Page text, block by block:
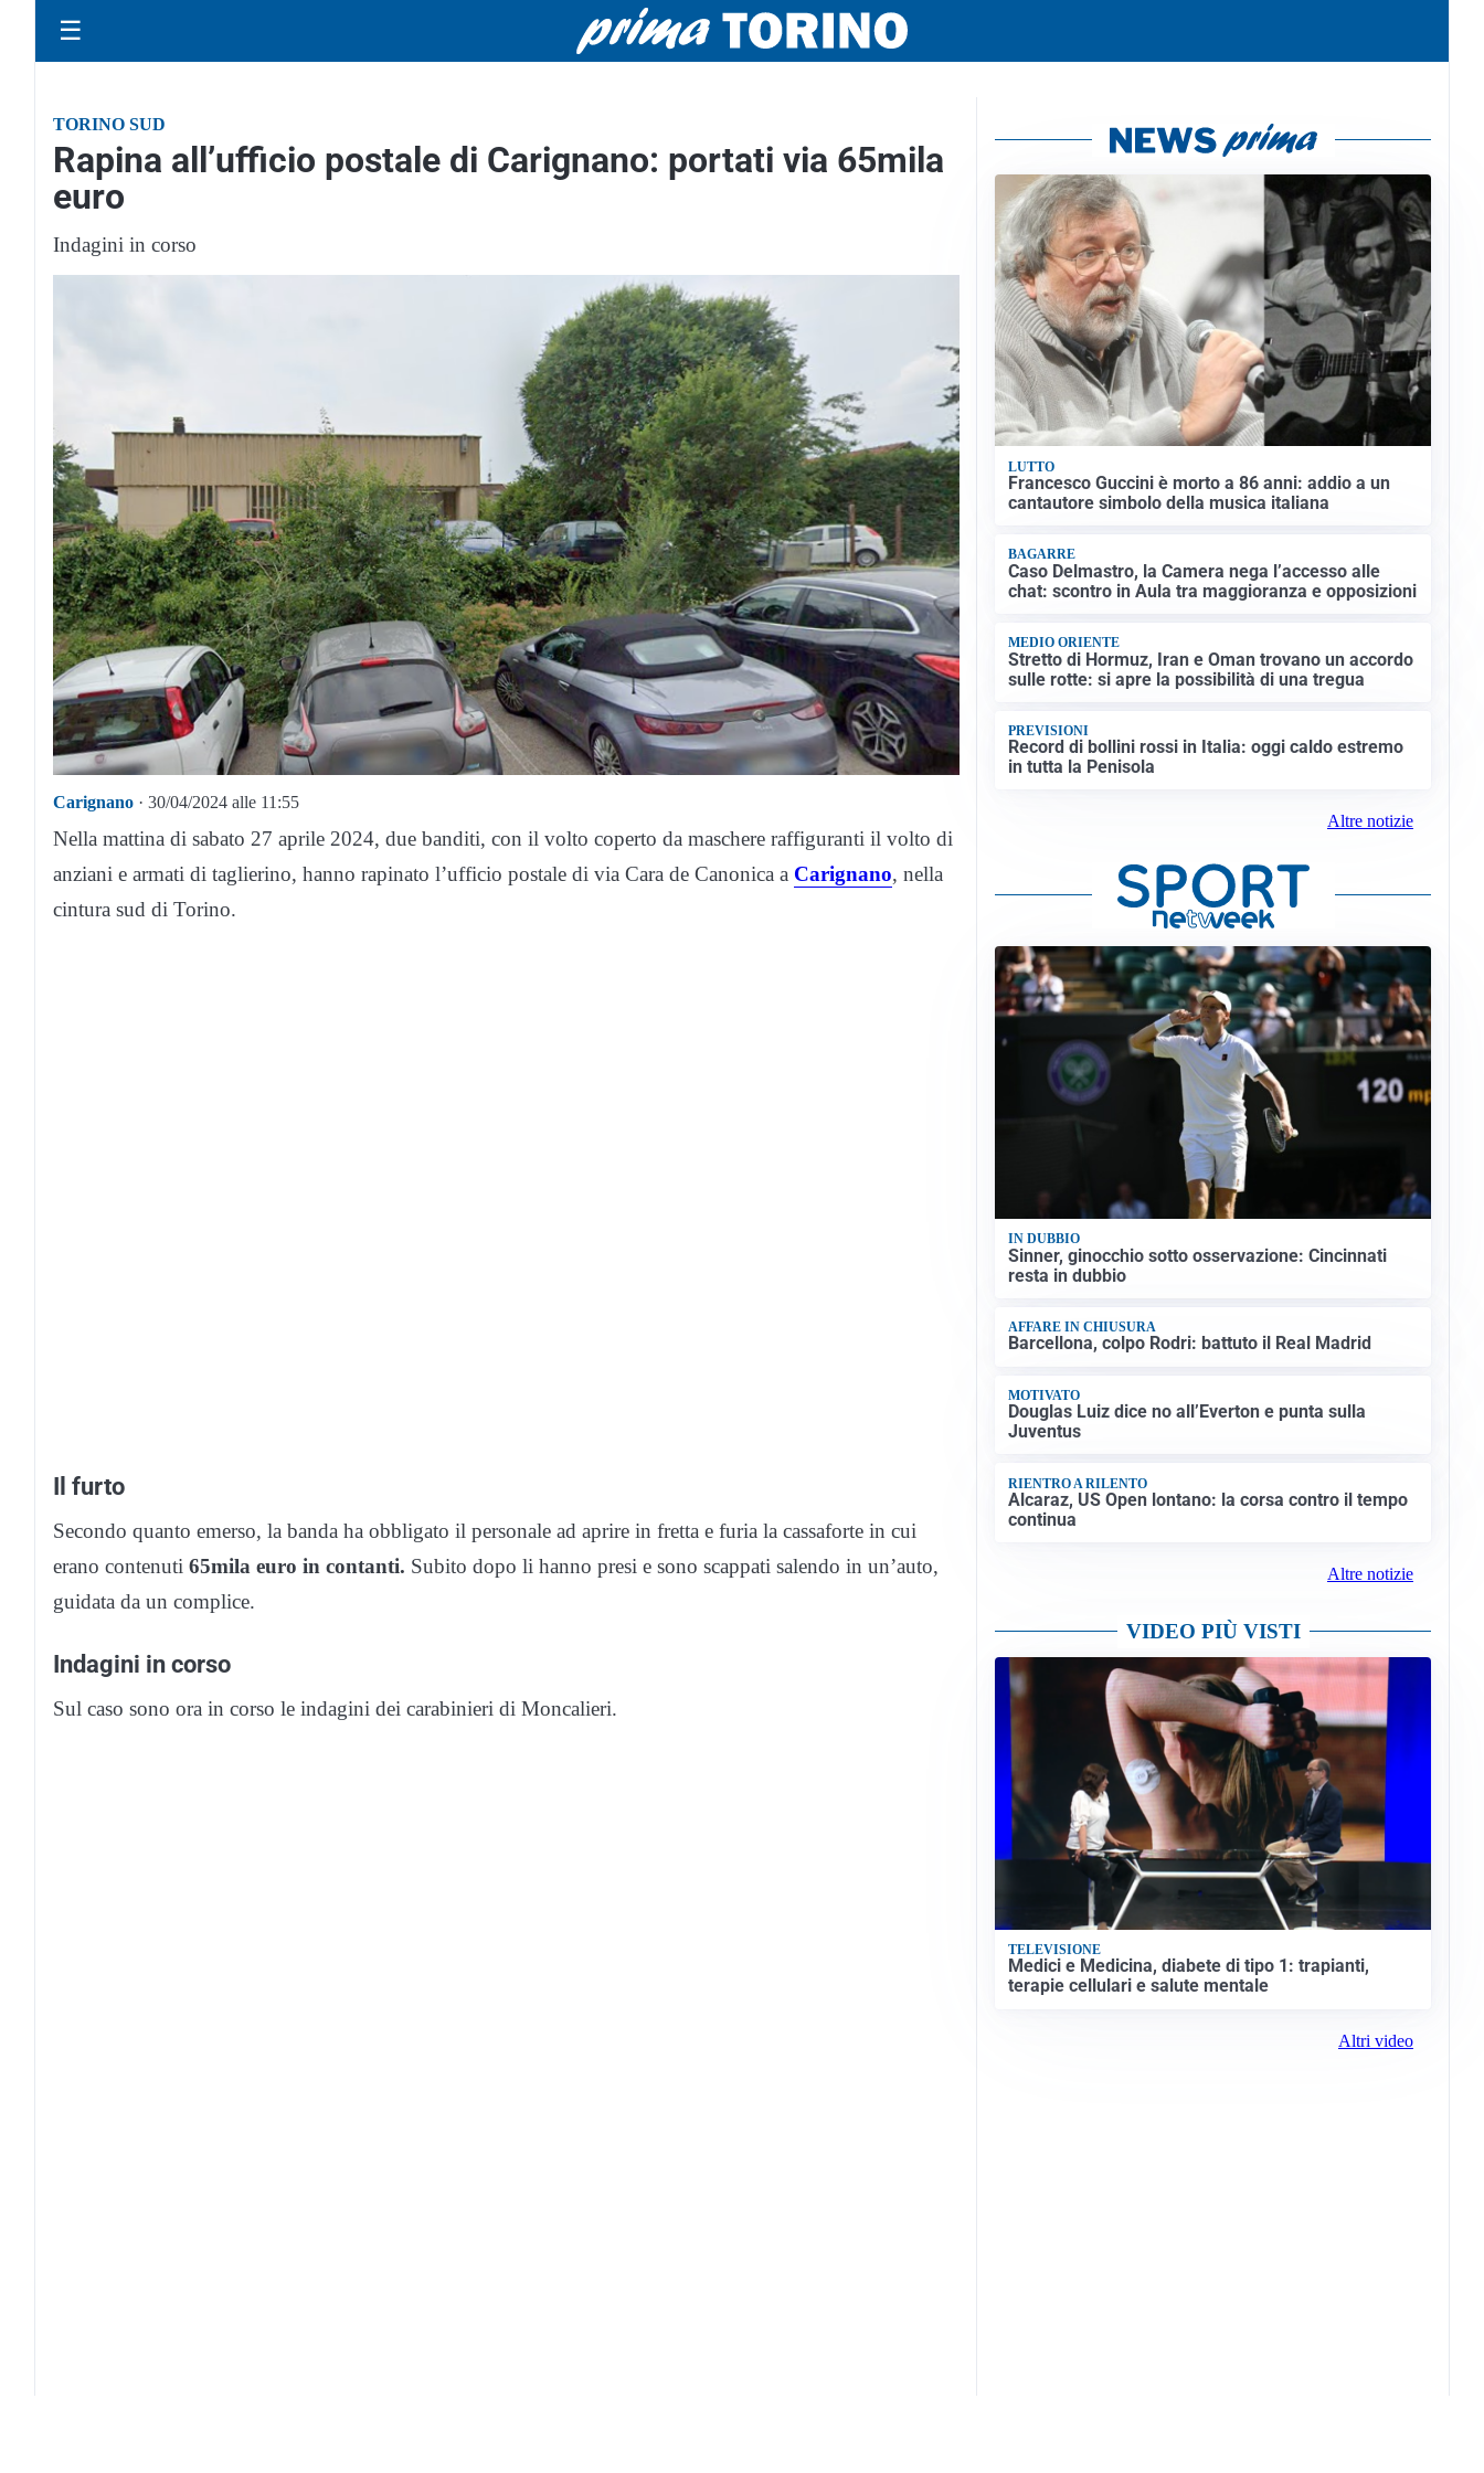
☰
TORINO SUD
Rapina all’ufficio postale di Carignano: portati via 65mila
euro
Indagini in corso
Carignano · 30/04/2024 alle 11:55
Nella mattina di sabato 27 aprile 2024, due banditi, con il volto coperto da maschere raffiguranti il volto di
anziani e armati di taglierino, hanno rapinato l’ufficio postale di via Cara de Canonica a Carignano, nella
cintura sud di Torino.
Il furto
Secondo quanto emerso, la banda ha obbligato il personale ad aprire in fretta e furia la cassaforte in cui
erano contenuti 65mila euro in contanti. Subito dopo li hanno presi e sono scappati salendo in un’auto,
guidata da un complice.
Indagini in corso
Sul caso sono ora in corso le indagini dei carabinieri di Moncalieri.
LUTTO
Francesco Guccini è morto a 86 anni: addio a un
cantautore simbolo della musica italiana
BAGARRE
Caso Delmastro, la Camera nega l’accesso alle
chat: scontro in Aula tra maggioranza e opposizioni
MEDIO ORIENTE
Stretto di Hormuz, Iran e Oman trovano un accordo
sulle rotte: si apre la possibilità di una tregua
PREVISIONI
Record di bollini rossi in Italia: oggi caldo estremo
in tutta la Penisola
Altre notizie
IN DUBBIO
Sinner, ginocchio sotto osservazione: Cincinnati
resta in dubbio
AFFARE IN CHIUSURA
Barcellona, colpo Rodri: battuto il Real Madrid
MOTIVATO
Douglas Luiz dice no all’Everton e punta sulla
Juventus
RIENTRO A RILENTO
Alcaraz, US Open lontano: la corsa contro il tempo
continua
Altre notizie
VIDEO PIÙ VISTI
TELEVISIONE
Medici e Medicina, diabete di tipo 1: trapianti,
terapie cellulari e salute mentale
Altri video